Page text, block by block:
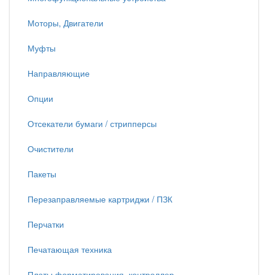
Моторы, Двигатели
Муфты
Направляющие
Опции
Отсекатели бумаги / стрипперсы
Очистители
Пакеты
Перезаправляемые картриджи / ПЗК
Перчатки
Печатающая техника